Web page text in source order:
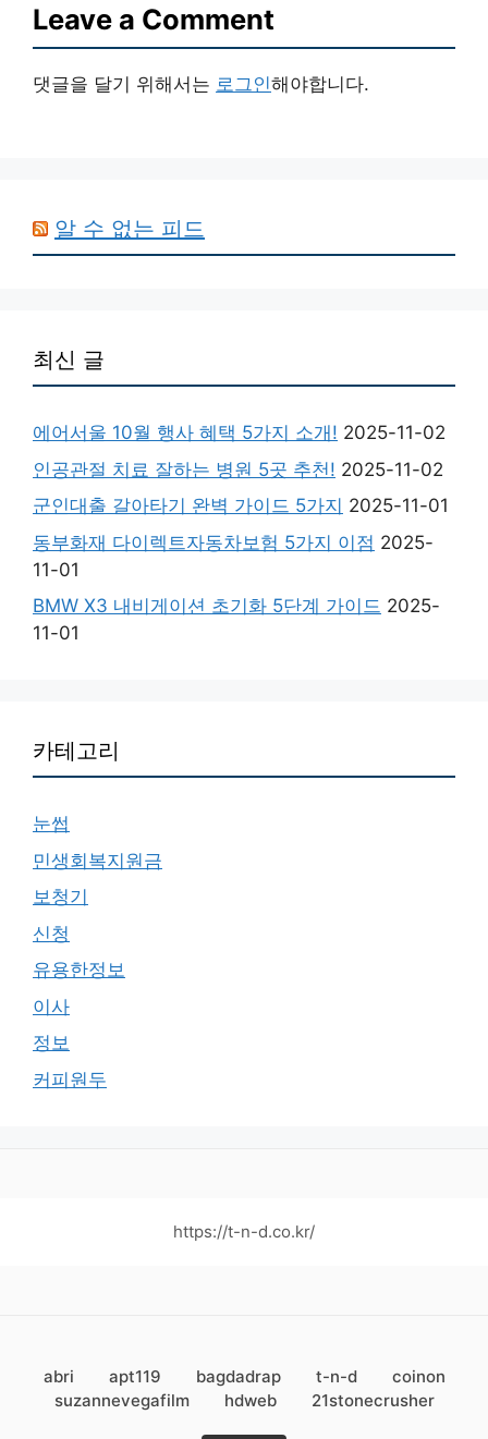
Leave a Comment
댓글을 달기 위해서는 로그인해야합니다.
알 수 없는 피드
최신 글
에어서울 10월 행사 혜택 5가지 소개! 2025-11-02
인공관절 치료 잘하는 병원 5곳 추천! 2025-11-02
군인대출 갈아타기 완벽 가이드 5가지 2025-11-01
동부화재 다이렉트자동차보험 5가지 이점 2025-
11-01
BMW X3 내비게이션 초기화 5단계 가이드 2025-
11-01
카테고리
눈썹
민생회복지원금
보청기
신청
유용한정보
이사
정보
커피원두
https://t-n-d.co.kr/
abri apt119 bagdadrap t-n-d
coinon
suzannevegafilm
hdweb 21stonecrusher